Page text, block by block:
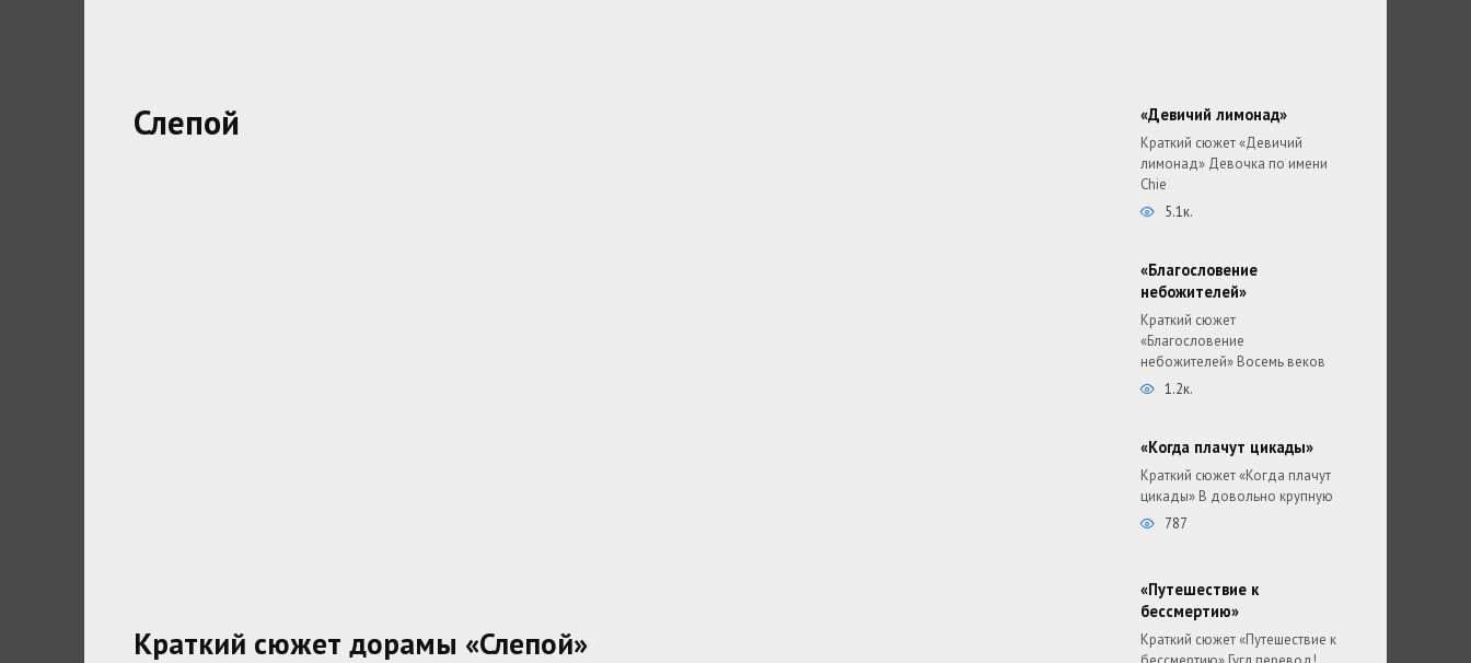
Слепой
Краткий сюжет дорамы «Слепой»
«Девичий лимонад»
Краткий сюжет «Девичий
лимонад» Девочка по имени
Chie
5.1к.
«Благословение
небожителей»
Краткий сюжет
«Благословение
небожителей» Восемь веков
1.2к.
«Когда плачут цикады»
Краткий сюжет «Когда плачут
цикады» В довольно крупную
787
«Путешествие к
бессмертию»
Краткий сюжет «Путешествие к